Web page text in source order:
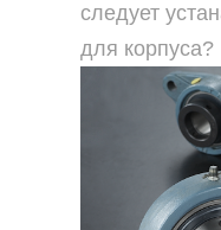
следует
для корпуса?